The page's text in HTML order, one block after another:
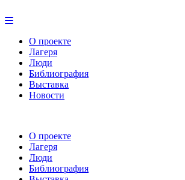
О проекте
Лагеря
Люди
Библиография
Выставка
Новости
О проекте
Лагеря
Люди
Библиография